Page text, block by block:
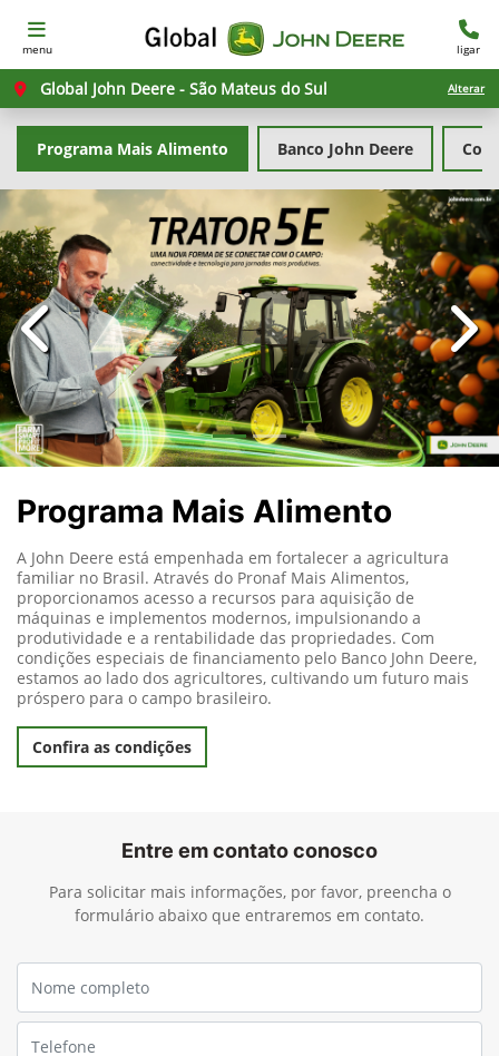
menu ligar
Global John Deere - São Mateus do Sul Alterar
Banco John Deere
Programa Mais Alimento
templates.template-
Programa Mais Alimento
A John Deere está empenhada em fortalecer a agricultura
familiar no Brasil. Através do Pronaf Mais Alimentos,
proporcionamos acesso a recursos para aquisição de
máquinas e implementos modernos, impulsionando a
produtividade e a rentabilidade das propriedades. Com
condições especiais de financiamento pelo Banco John Deere,
estamos ao lado dos agricultores, cultivando um futuro mais
próspero para o campo brasileiro.
Confira as condições
Entre em contato conosco
Para solicitar mais informações, por favor, preencha o
formulário abaixo que entraremos em contato.